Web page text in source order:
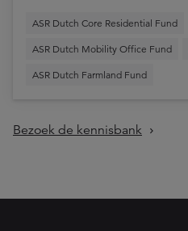
ASR Dutch Core Residential Fund
ASR Dutch Mobility Office Fund
ASR Dutch Farmland Fund
Bezoek de kennisbank